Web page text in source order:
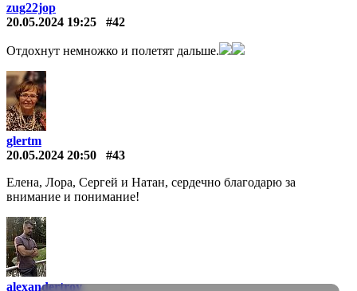
zug22jop
20.05.2024 19:25
#42
Отдохнут немножко и полетят дальше.
glertm
20.05.2024 20:50
#43
Елена, Лора, Сергей и Натан, сердечно благодарю за
внимание и понимание!
alexandertroy